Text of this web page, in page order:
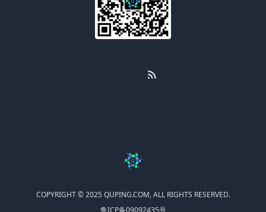
聚合
COPYRIGHT © 2025 QUPING.COM, ALL RIGHTS RESERVED.
鲁ICP备09092435号